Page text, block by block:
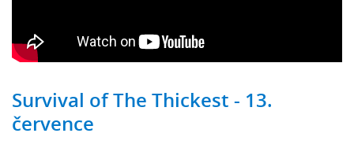
Survival of The Thickest - 13.
července